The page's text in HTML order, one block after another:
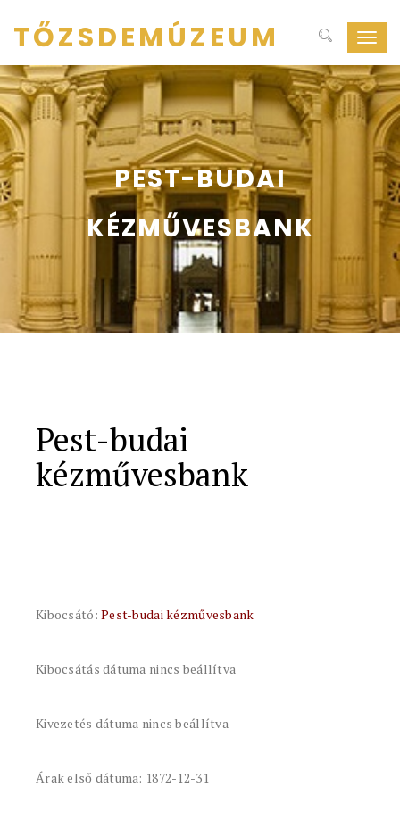
ki-
be
TŐZSDEMÚZEUM
PEST-BUDAI
KÉZMŰVESBANK
Pest-budai
kézművesbank
Kibocsátó:Pest-budai kézművesbank
Kibocsátás dátuma nincs beállítva
Kivezetés dátuma nincs beállítva
Árak első dátuma: 1872-12-31